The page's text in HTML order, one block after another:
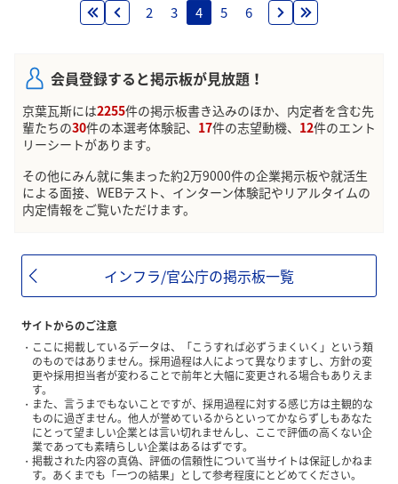
2 3 4 5 6
会員登録すると掲示板が見放題！
京葉瓦斯には2255件の掲示板書き込みのほか、内定者を含む先
輩たちの30件の本選考体験記、 17件の志望動機、 12件のエント
リーシートがあります。
その他にみん就に集まった約2万9000件の企業掲示板や就活生
による面接、WEBテスト、インターン体験記やリアルタイムの
内定情報をご覧いただけます。
インフラ/官公庁の掲示板一覧
サイトからのご注意
ここに掲載しているデータは、「こうすれば必ずうまくいく」という類
のものではありません。採用過程は人によって異なりますし、方針の変
更や採用担当者が変わることで前年と大幅に変更される場合もありえま
す。
また、言うまでもないことですが、採用過程に対する感じ方は主観的な
ものに過ぎません。他人が誉めているからといってかならずしもあなた
にとって望ましい企業とは言い切れませんし、ここで評価の高くない企
業であっても素晴らしい企業はあるはずです。
掲載された内容の真偽、評価の信頼性について当サイトは保証しかねま
す。あくまでも「一つの結果」として参考程度にとどめてください。